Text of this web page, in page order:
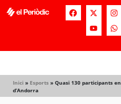
Inici » Esports » Quasi 130 participants
d’Andorra